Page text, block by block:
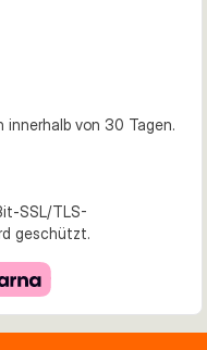
innerhalb von 30 Tagen.
SSL/TLS-
geschützt.